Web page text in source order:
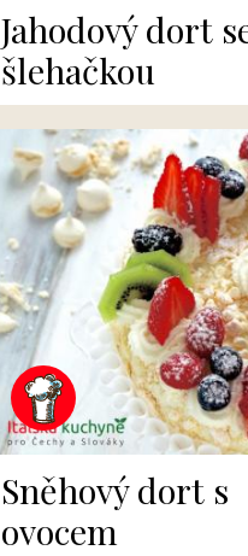
Jahodový dort
šlehačkou
Sněhový dort s
ovocem